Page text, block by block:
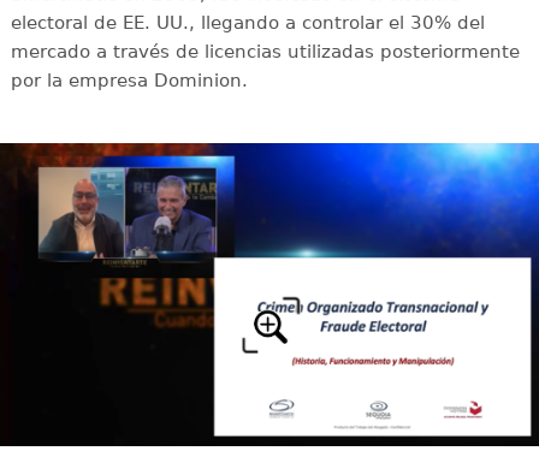
electoral de EE. UU., llegando a controlar el 30% del
mercado a través de licencias utilizadas posteriormente
por la empresa Dominion.